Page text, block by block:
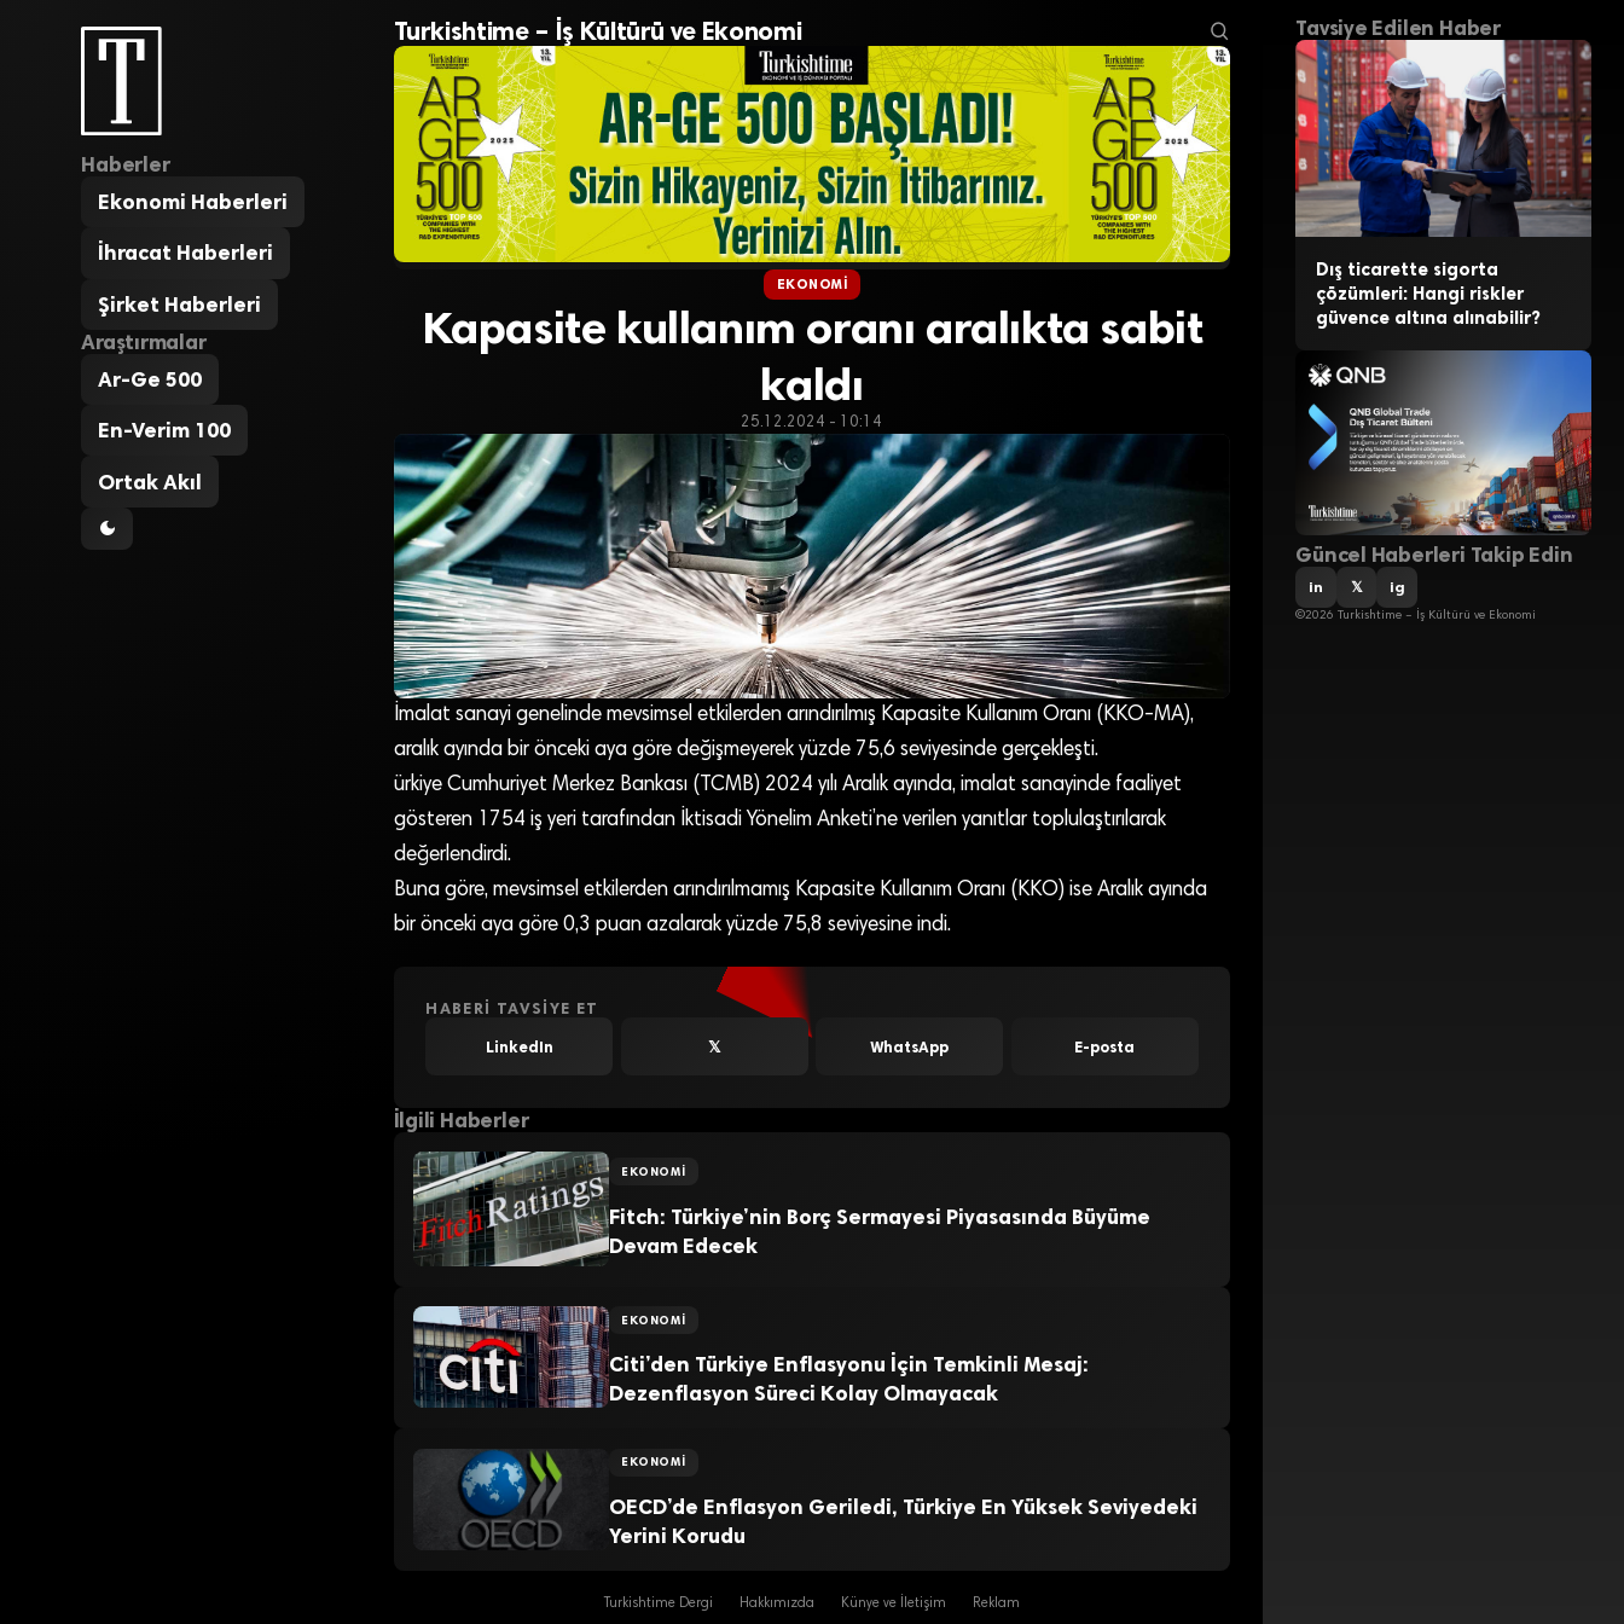
Haberler
Ekonomi Haberleri
İhracat Haberleri
Şirket Haberleri
Araştırmalar
Ar-Ge 500
En-Verim 100
Ortak Akıl
Turkishtime – İş Kültürü ve Ekonomi
EKONOMI
Kapasite kullanım oranı aralıkta sabit
kaldı
25.12.2024 - 10:14
İmalat sanayi genelinde mevsimsel etkilerden arındırılmış Kapasite Kullanım Oranı (KKO-MA),
aralık ayında bir önceki aya göre değişmeyerek yüzde 75,6 seviyesinde gerçekleşti.
ürkiye Cumhuriyet Merkez Bankası (TCMB) 2024 yılı Aralık ayında, imalat sanayinde faaliyet
gösteren 1754 iş yeri tarafından İktisadi Yönelim Anketi’ne verilen yanıtlar toplulaştırılarak
değerlendirdi.
Buna göre, mevsimsel etkilerden arındırılmamış Kapasite Kullanım Oranı (KKO) ise Aralık ayında
bir önceki aya göre 0,3 puan azalarak yüzde 75,8 seviyesine indi.
HABERI TAVSIYE ET
LinkedIn 𝕏 WhatsApp E-posta
İlgili Haberler
EKONOMI
Fitch: Türkiye’nin Borç Sermayesi Piyasasında Büyüme
Devam Edecek
EKONOMI
Citi’den Türkiye Enflasyonu İçin Temkinli Mesaj:
Dezenflasyon Süreci Kolay Olmayacak
EKONOMI
OECD’de Enflasyon Geriledi, Türkiye En Yüksek Seviyedeki
Yerini Korudu
Turkishtime Dergi Hakkımızda Künye ve İletişim Reklam
Tavsiye Edilen Haber
Dış ticarette sigorta
çözümleri: Hangi riskler
güvence altına alınabilir?
Güncel Haberleri Takip Edin
in 𝕏 ig
©2026 Turkishtime – İş Kültürü ve Ekonomi